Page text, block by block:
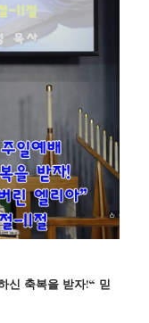
신 축복을 받자!“ 믿